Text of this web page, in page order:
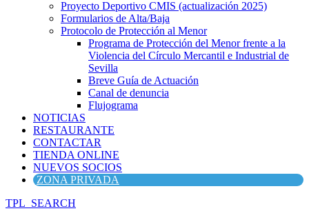
Proyecto Deportivo CMIS (actualización 2025)
Formularios de Alta/Baja
Protocolo de Protección al Menor
Programa de Protección del Menor frente a la
Violencia del Círculo Mercantil e Industrial de
Sevilla
Breve Guía de Actuación
Canal de denuncia
Flujograma
NOTICIAS
RESTAURANTE
CONTACTAR
TIENDA ONLINE
NUEVOS SOCIOS
ZONA PRIVADA
TPL_SEARCH